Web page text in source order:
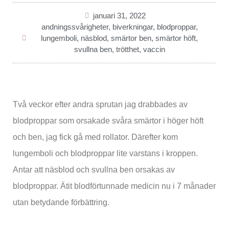
januari 31, 2022
andningssvårigheter, biverkningar, blodproppar,
lungemboli, näsblod, smärtor ben, smärtor höft,
svullna ben, trötthet, vaccin
Två veckor efter andra sprutan jag drabbades av
blodproppar som orsakade svåra smärtor i höger höft
och ben, jag fick gå med rollator. Därefter kom
lungemboli och blodproppar lite varstans i kroppen.
Antar att näsblod och svullna ben orsakas av
blodproppar. Ätit blodförtunnade medicin nu i 7 månader
utan betydande förbättring.